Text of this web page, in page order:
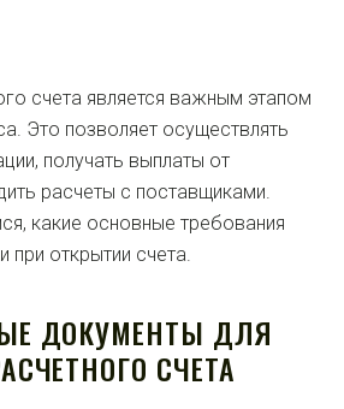
счета является важным этапом
Это позволяет осуществлять
получать выплаты от
расчеты с поставщиками.
какие основные требования
при открытии счета.
ДОКУМЕНТЫ ДЛЯ
СЧЕТА